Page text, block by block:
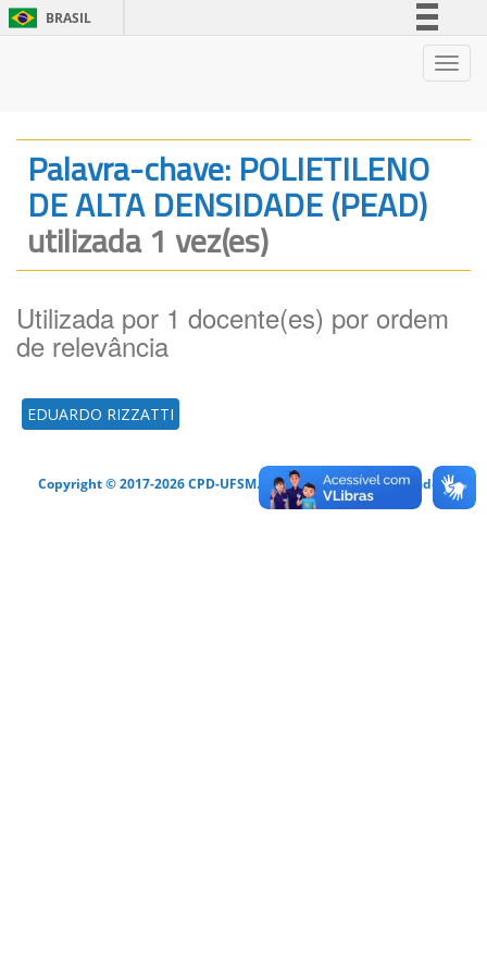
BRASIL
Legislação
Canais
Palavra-chave: POLIETILENO
DE ALTA DENSIDADE (PEAD)
utilizada 1 vez(es)
Utilizada por 1 docente(es) por ordem
de relevância
EDUARDO RIZZATTI
Copyright © 2017-2026 CPD-UFSM. Todos os direitos reservados.